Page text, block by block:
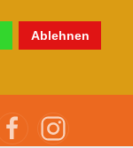
Ablehnen